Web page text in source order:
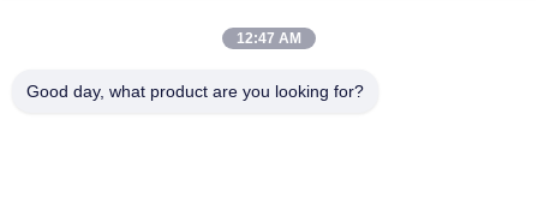
12:47 AM
Good day, what product are you looking for?